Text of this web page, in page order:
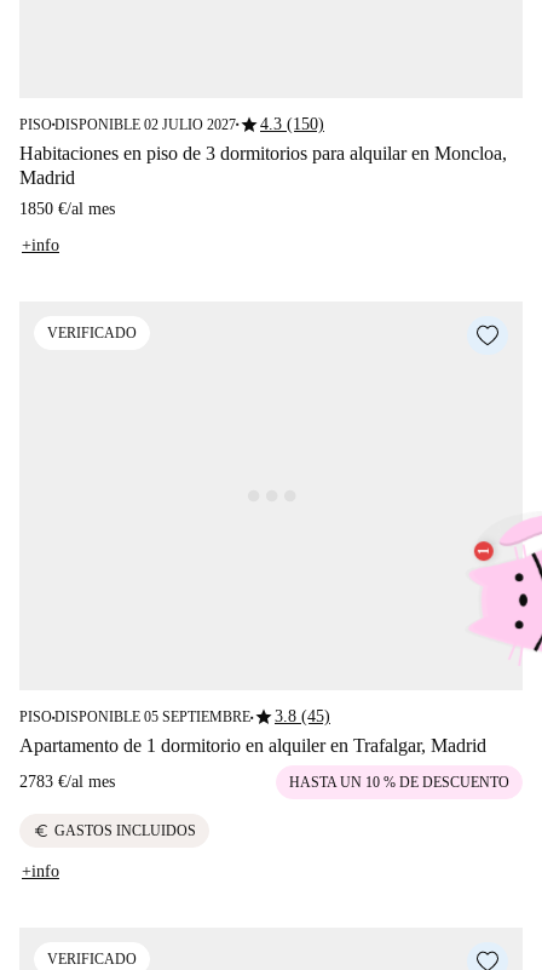
PISO■DISPONIBLE 02 JULIO 2027■star4.3 (150)
Habitaciones en piso de 3 dormitorios para alquilar en Moncloa,
Madrid
1850 €/al mes
+info
VERIFICADO
PISO■DISPONIBLE 05 SEPTIEMBRE■star3.8 (45)
Apartamento de 1 dormitorio en alquiler en Trafalgar, Madrid
2783 €/al mes HASTA UN 10 % DE DESCUENTO
euro GASTOS INCLUIDOS
+info
VERIFICADO